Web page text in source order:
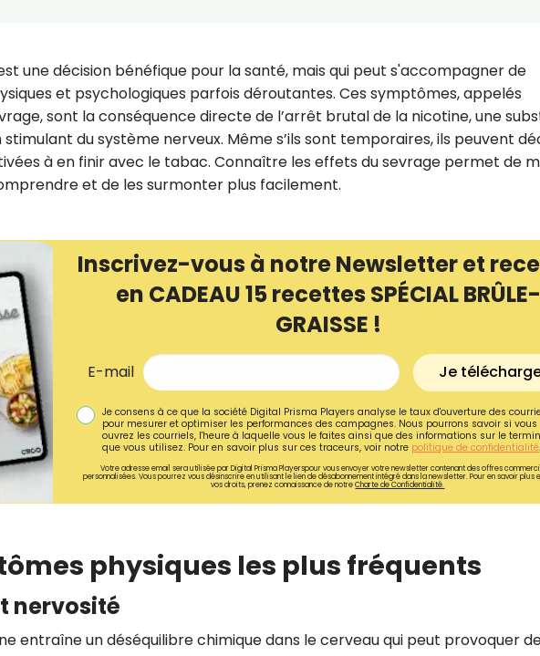
une décision bénéfique pour la santé, mais qui peut s'accompagner de
et psychologiques parfois déroutantes. Ces symptômes, appelés
sont la conséquence directe de l’arrêt brutal de la nicotine, une
du système nerveux. Même s’ils sont temporaires, ils peuvent
à en finir avec le tabac. Connaître les effets du sevrage permet de
et de les surmonter plus facilement.
Inscrivez-vous à notre Newsletter et
en CADEAU 15 recettes SPÉCIAL BRÛLE-
GRAISSE !
E-mail Je
Je consens à ce que la société Digital Prisma Players analyse le taux d'ouverture des
pour mesurer et optimiser les performances des campagnes. Nous pourrons savoir si vous
ouvrez les courriels, l'heure à laquelle vous le faites ainsi que des informations sur le
que vous utilisez. Pour en savoir plus sur ces traceurs, voir notre politique de confidentialité.
Votre adresse email sera utilisée par Digital Prisma Playerspour vous envoyer votre newsletter contenant des offres
personnalisées. Vous pourrez vous désinscrire en utilisant le lien de désabonnement intégré dans la newsletter. Pour en savoir plus
vos droits, prenez connaissance de notreCharte de Confidentialité.
physiques les plus fréquents
nervosité
entraîne un déséquilibre chimique dans le cerveau qui peut provoquer
Recevez
recettes inédites de
Ainsi que la newsletter